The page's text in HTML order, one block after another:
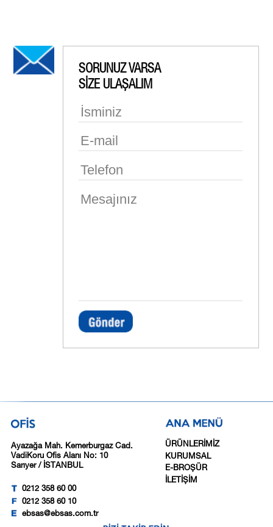
SORUNUZ VARSA
SİZE ULAŞALIM
Ayazağa Mah. Kemerburgaz Cad.
VadiKoru Ofis Alanı No: 10
Sarıyer / İSTANBUL
0212 358 60 00
0212 358 60 10
ebsas@ebsas.com.tr
ÜRÜNLERİMİZ
KURUMSAL
E-BROŞÜR
İLETİŞİM